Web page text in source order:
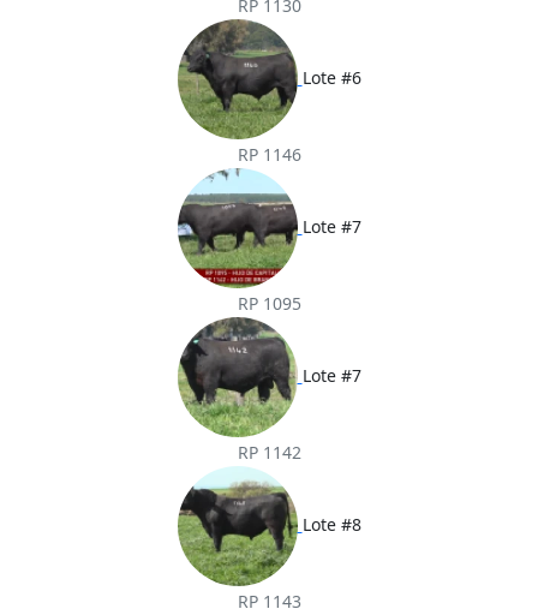
RP 1130
Lote #6
RP 1146
Lote #7
RP 1095
Lote #7
RP 1142
Lote #8
RP 1143